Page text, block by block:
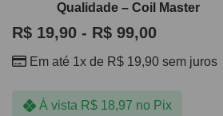
Qualidade – Coil Master
R$ 19,90 - R$ 99,00
Em até 1x de R$ 19,90 sem juros
À vista R$18,97 no Pix